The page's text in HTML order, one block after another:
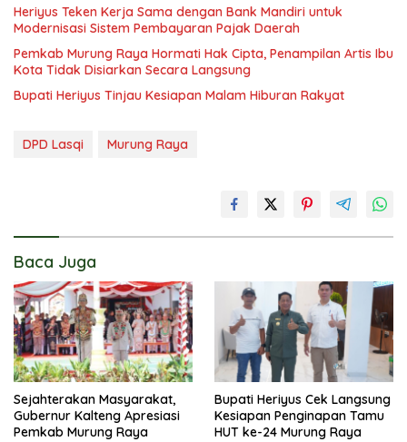
Heriyus Teken Kerja Sama dengan Bank Mandiri untuk
Modernisasi Sistem Pembayaran Pajak Daerah
Pemkab Murung Raya Hormati Hak Cipta, Penampilan Artis Ibu
Kota Tidak Disiarkan Secara Langsung
Bupati Heriyus Tinjau Kesiapan Malam Hiburan Rakyat
DPD Lasqi Murung Raya
Baca Juga
Sejahterakan Masyarakat,
Gubernur Kalteng Apresiasi
Pemkab Murung Raya
Bupati Heriyus Cek Langsung
Kesiapan Penginapan Tamu
HUT ke-24 Murung Raya